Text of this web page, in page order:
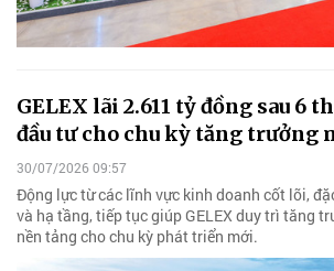
GELEX lãi 2.611 tỷ đồng sau 6
đầu tư cho chu kỳ tăng trưởng
30/07/2026 09:57
Động lực từ các lĩnh vực kinh doanh cốt lõi,
và hạ tầng, tiếp tục giúp GELEX duy trì tăng
nền tảng cho chu kỳ phát triển mới.